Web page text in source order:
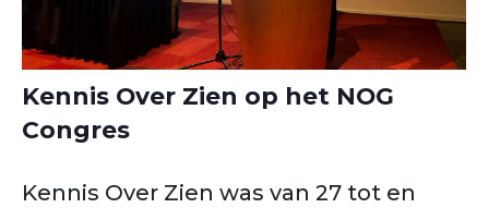
Kennis Over Zien op het NOG
Congres
Kennis Over Zien was van 27 tot en